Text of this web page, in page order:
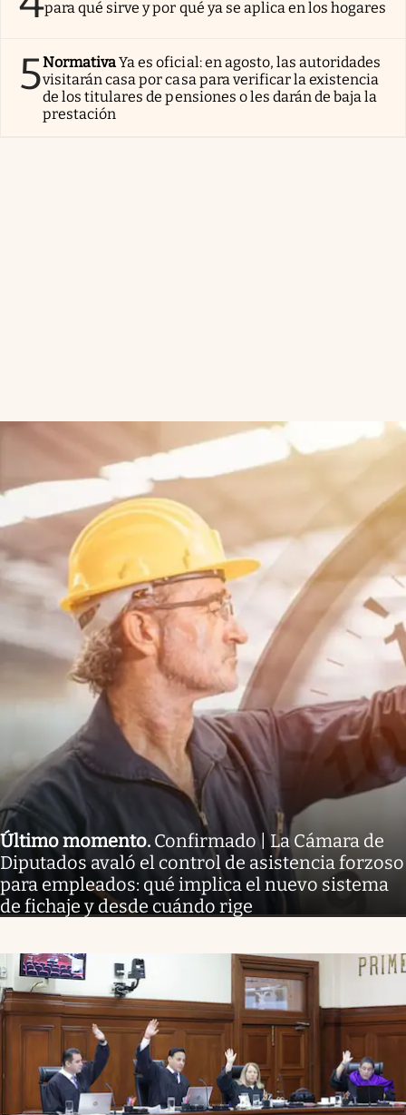
para qué sirve y por qué ya se aplica en los hogares
5NormativaYa es oficial: en agosto, las autoridades
visitarán casa por casa para verificar la existencia
de los titulares de pensiones o les darán de baja la
prestación
Último momento. Confirmado | La Cámara de
Diputados avaló el control de asistencia forzoso
para empleados: qué implica el nuevo sistema
de fichaje y desde cuándo rige